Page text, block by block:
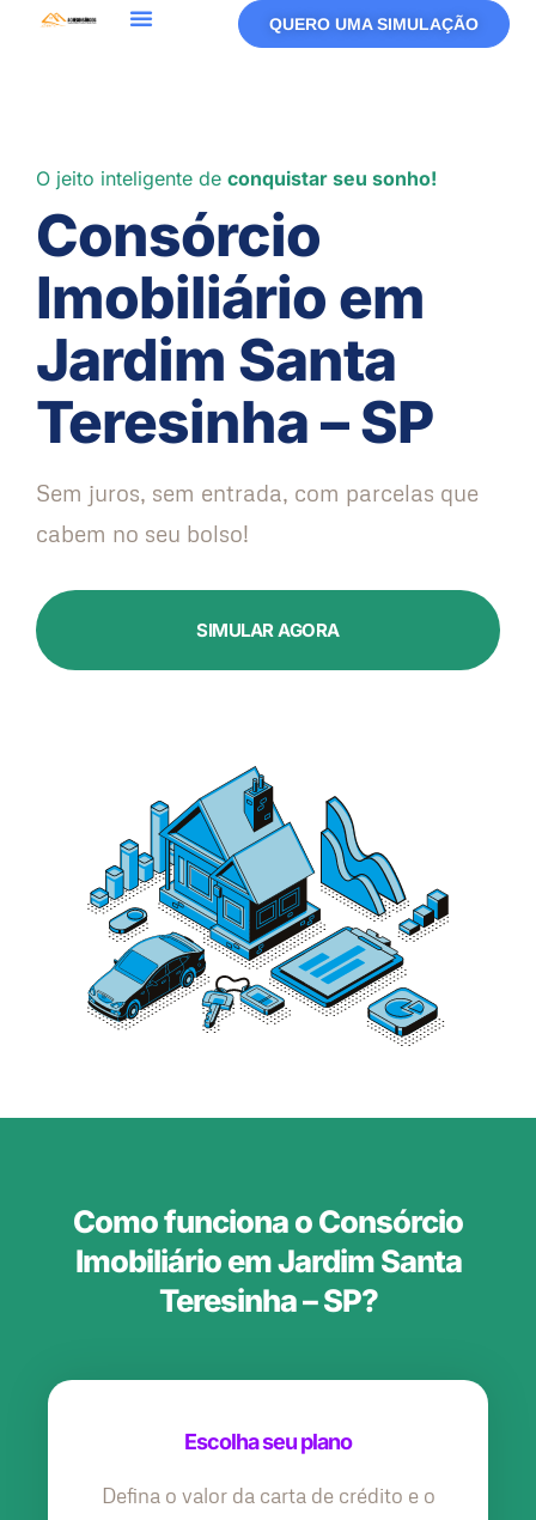
QUERO UMA SIMULAÇÃO
O jeito inteligente de conquistar seu sonho!
Consórcio
Imobiliário em
Jardim Santa
Teresinha – SP
Sem juros, sem entrada, com parcelas que
cabem no seu bolso!
SIMULAR AGORA
Como funciona o Consórcio
Imobiliário em Jardim Santa
Teresinha – SP?
Escolha seu plano
Defina o valor da carta de crédito e o